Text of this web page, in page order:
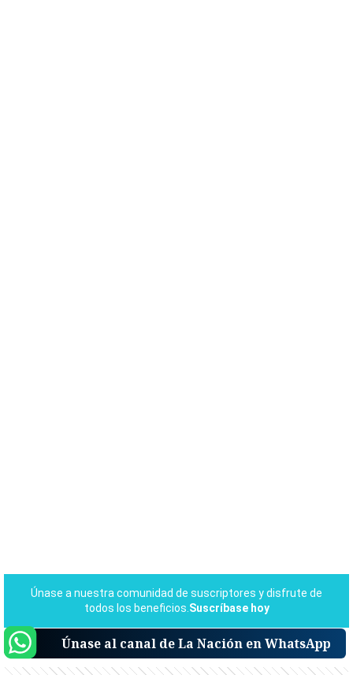
Únase al canal de La Nación en WhatsApp